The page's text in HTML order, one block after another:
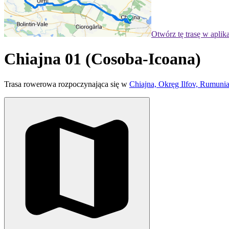
Otwórz tę trasę w
Chiajna 01 (Cosoba-Icoana)
Trasa rowerowa rozpoczynająca się w Chiajna, Okręg Ilfov, Rumunia